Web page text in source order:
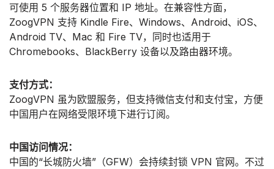
可使用 5 个服务器位置和 IP 地址。在兼容性方面，
ZoogVPN 支持 Kindle Fire、Windows、Android、iOS、
Android TV、Mac 和 Fire TV，同时也适用于
Chromebooks、BlackBerry 设备以及路由器环境。
支付方式：
ZoogVPN 虽为欧盟服务，但支持微信支付和支付宝，方便
中国用户在网络受限环境下进行订阅。
中国访问情况：
中国的“长城防火墙”（GFW）会持续封锁 VPN 官网。不过